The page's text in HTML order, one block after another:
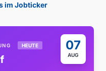
im Jobticker
07
AUG
HEUTE